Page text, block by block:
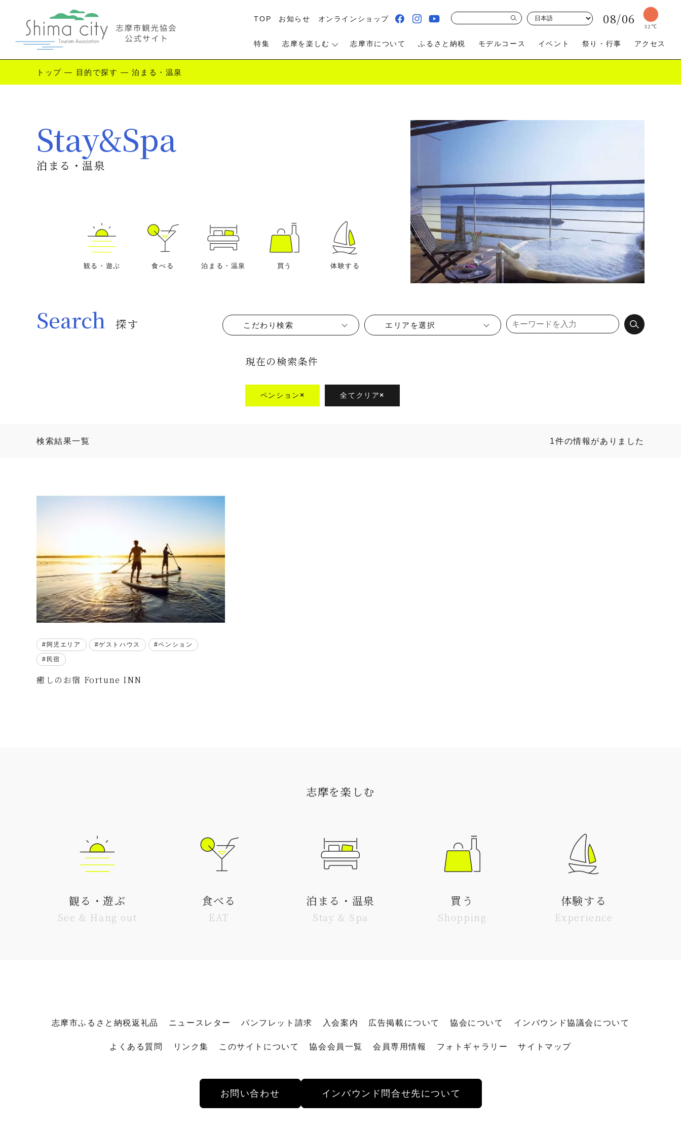
TOP お知らせ オンラインショップ 08/06 32℃
特集 志摩を楽しむ
Enjoy Shima
泊まる・温泉
志摩市について ふるさと納税 モデルコース イベント 祭り・行事 アクセス
トップ — 目的で探す —泊まる・温泉
Stay&Spa
泊まる・温泉
観る・遊ぶ 食べる 泊まる・温泉 買う 体験する
Search 探す こだわり検索 エリアを選択
現在の検索条件
ペンション× 全てクリア×
検索結果一覧 1件の情報がありました
阿児エリア ゲストハウス ペンション
民宿
癒しのお宿 Fortune INN
志摩を楽しむ
観る・遊ぶ
See & Hang out
食べる
EAT
泊まる・温泉
Stay & Spa
買う
Shopping
体験する
Experience
志摩市ふるさと納税返礼品 ニュースレター パンフレット請求 入会案内 広告掲載について 協会について インバウンド協議会について
よくある質問 リンク集 このサイトについて 協会会員一覧 会員専用情報 フォトギャラリー サイトマップ
お問い合わせ インバウンド 問合せ先について